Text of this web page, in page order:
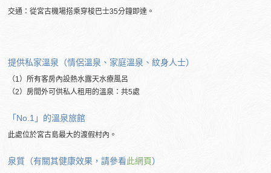
交通：從宮古機場搭乘穿梭巴士35分鐘即達。
提供私家溫泉（情侶溫泉、家庭溫泉、紋身人士）
（1）所有客房內設熱水露天水療風呂
（2）房間外可供私人租用的溫泉：共5處
「No.1」的溫泉旅館
此處位於宮古島最大的渡假村內。
泉質（有關其健康效果，請參看此網頁）